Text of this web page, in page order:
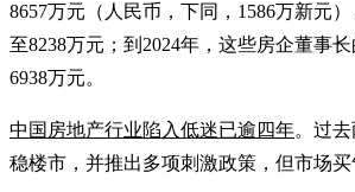
8657万元（人民币，下同，1586万新元
至8238万元；到2024年，这些房企董事
6938万元。
中国房地产行业陷入低迷已逾四年。过
稳楼市，并推出多项刺激政策，但市场买